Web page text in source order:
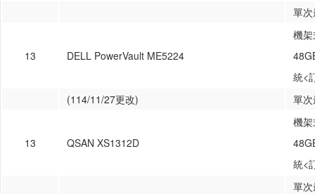
單
13 DELL PowerVault ME5224
機
統<
(114/11/27更改)
單
13 QSAN XS1312D
機
統<
單